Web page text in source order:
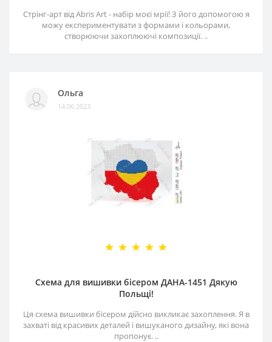
Стрінг-арт від Abris Art - набір моєї мрії! З його допомогою я
можу експериментувати з формами і кольорами,
створюючи захоплюючі композиції. ..
Ольга
14.06.2023
Схема для вишивки бісером ДАНА-1451 Дякую
Польщі!
Ця схема вишивки бісером дійсно викликає захоплення. Я в
захваті від красивих деталей і вишуканого дизайну, які вона
пропонує. ..